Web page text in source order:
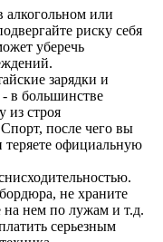
алкогольном или
риску себя
уберечь
зарядки и
в большинстве
из строя
после чего вы
теряете официальную
не храните
на нем по лужам и т.д.
серьезным